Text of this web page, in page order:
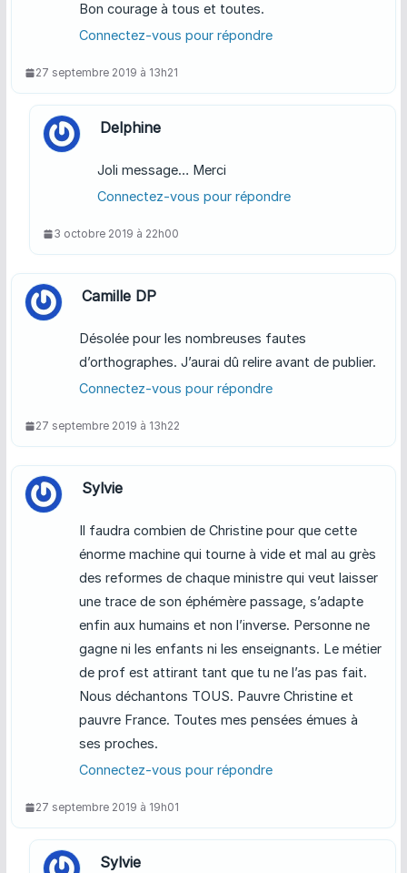
Bon courage à tous et toutes.
Connectez-vous pour répondre
27 septembre 2019 à 13h21
Delphine
Joli message… Merci
Connectez-vous pour répondre
3 octobre 2019 à 22h00
Camille DP
Désolée pour les nombreuses fautes
d’orthographes. J’aurai dû relire avant de publier.
Connectez-vous pour répondre
27 septembre 2019 à 13h22
Sylvie
Il faudra combien de Christine pour que cette
énorme machine qui tourne à vide et mal au grès
des reformes de chaque ministre qui veut laisser
une trace de son éphémère passage, s’adapte
enfin aux humains et non l’inverse. Personne ne
gagne ni les enfants ni les enseignants. Le métier
de prof est attirant tant que tu ne l’as pas fait.
Nous déchantons TOUS. Pauvre Christine et
pauvre France. Toutes mes pensées émues à
ses proches.
Connectez-vous pour répondre
27 septembre 2019 à 19h01
Sylvie